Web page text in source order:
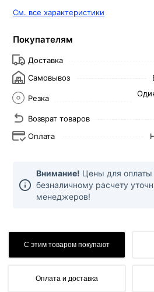
См. все характеристики
Покупателям
Доставка
Самовывоз
Резка
Возврат товаров
Оплата
Внимание! Цены для оплаты
безналичному расчету
менеджеров!
С этим товаром покупают
Оплата и доставка